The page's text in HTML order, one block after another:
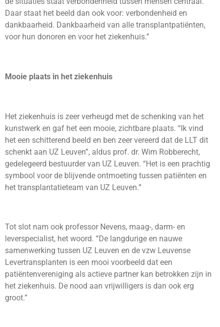
Daar staat het beeld dan ook voor: verbondenheid en
dankbaarheid. Dankbaarheid van alle transplantpatiënten,
voor hun donoren en voor het ziekenhuis.”
Mooie plaats in het ziekenhuis
Het ziekenhuis is zeer verheugd met de schenking van het
kunstwerk en gaf het een mooie, zichtbare plaats. “Ik vind
het een schitterend beeld en ben zeer vereerd dat de LLT dit
schenkt aan UZ Leuven”, aldus prof. dr. Wim Robberecht,
gedelegeerd bestuurder van UZ Leuven. “Het is een prachtig
symbool voor de blijvende ontmoeting tussen patiënten en
het transplantatieteam van UZ Leuven.”
Tot slot nam ook professor Nevens, maag-, darm- en
leverspecialist, het woord. “De langdurige en nauwe
samenwerking tussen UZ Leuven en de vzw Leuvense
Levertransplanten is een mooi voorbeeld dat een
patiëntenvereniging als actieve partner kan betrokken zijn in
het ziekenhuis. De nood aan vrijwilligers is dan ook erg
groot.”